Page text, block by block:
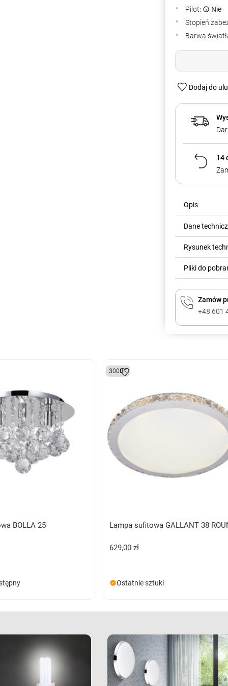
Pilot:
Nie
Stopień
Barwa
Dodaj do
14
Opis
Dane
Rysunek
Pliki do
Zamów
+48 601
BOLLA 25
3000K
Lampa sufitowa GALLANT 38
629,00 zł
Ostatnie sztuki